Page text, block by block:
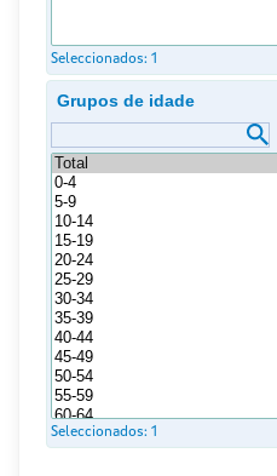
Seleccionados: 1
Grupos de idade
Seleccionados: 1